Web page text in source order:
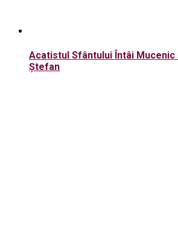
Acatistul Sfântului Întâi Mucenic
Ştefan